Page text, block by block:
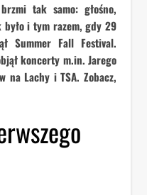
było i tym razem, gdy 29
Summer Fall Festival.
koncerty m.in. Jarego
na Lachy i TSA. Zobacz,